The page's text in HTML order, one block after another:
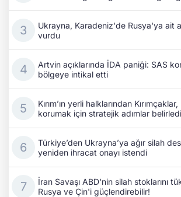
Ukrayna, Karadeniz'de Rusya'ya ait
vurdu
Artvin açıklarında İDA paniği: SAS
bölgeye intikal etti
Kırım’ın yerli halklarından
korumak için stratejik adımlar belirledi
Türkiye’den Ukrayna’ya ağır silah
yeniden ihracat onayı istendi
İran Savaşı ABD'nin silah stoklarını
Rusya ve Çin'i güçlendirebilir!